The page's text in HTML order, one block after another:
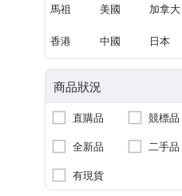
馬祖 美國 加拿大
香港 中國 日本
商品狀況
直購品
競標品
全新品
二手品
有現貨